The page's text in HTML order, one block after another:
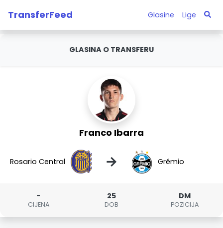
TransferFeed Glasine Lige
GLASINA O TRANSFERU
Franco Ibarra
Rosario Central → Grêmio
-
CIJENA
25
DOB
DM
POZICIJA